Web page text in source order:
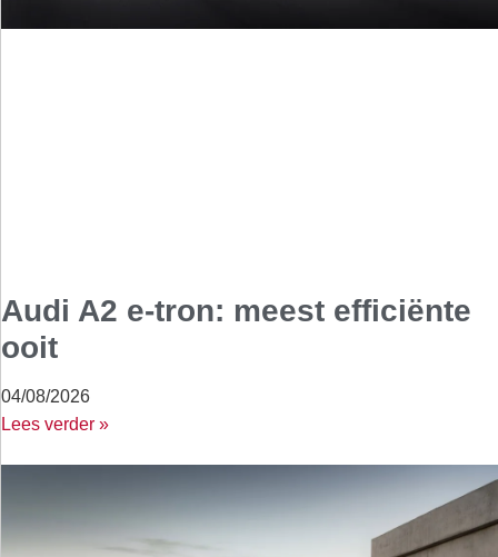
Audi A2 e-tron: meest efficiënte
ooit
04/08/2026
Lees verder »